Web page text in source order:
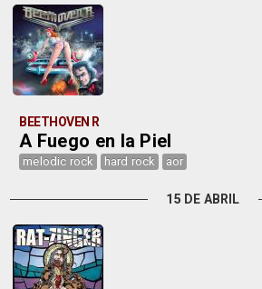
BEETHOVEN R
A Fuego en la Piel
melodic rock hard rock aor
15 DE ABRIL